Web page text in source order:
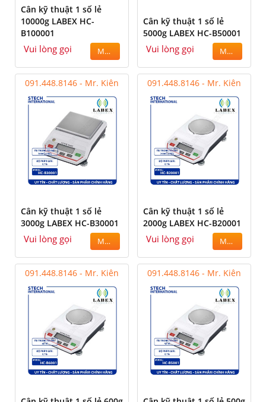
Cân kỹ thuật 1 số lẻ
10000g LABEX HC-
B100001
Vui lòng gọi MUA
Cân kỹ thuật 1 số lẻ
5000g LABEX HC-B50001
Vui lòng gọi MUA
091.448.8146 - Mr. Kiên
Cân kỹ thuật 1 số lẻ
3000g LABEX HC-B30001
Vui lòng gọi MUA
091.448.8146 - Mr. Kiên
Cân kỹ thuật 1 số lẻ
2000g LABEX HC-B20001
Vui lòng gọi MUA
091.448.8146 - Mr. Kiên 091.448.8146 - Mr. Kiên